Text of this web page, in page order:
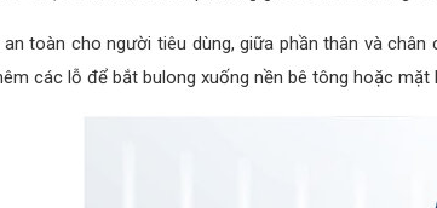
toàn cho người tiêu dùng, giữa phần thân và
các lỗ để bắt bulong xuống nền bê tông hoặc